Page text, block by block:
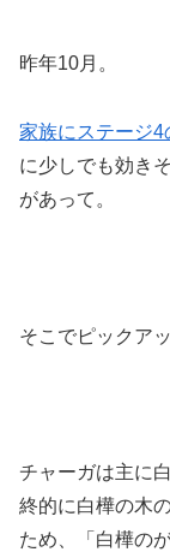
昨年10月。
家族にステージ4
に少しでも効き
があって。
そこでピックア
チャーガは主に
終的に白樺の木
ため、「白樺の